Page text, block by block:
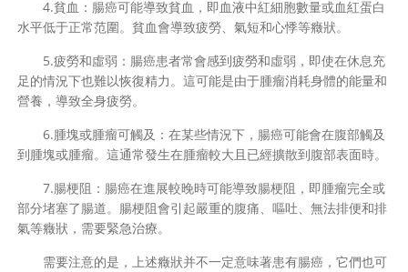
4.貧血：腸癌可能導致貧血，即血液中紅細胞數量或血紅蛋白
水平低于正常范圍。貧血會導致疲勞、氣短和心悸等癥狀。
5.疲勞和虛弱：腸癌患者常會感到疲勞和虛弱，即使在休息充
足的情況下也難以恢復精力。這可能是由于腫瘤消耗身體的能量和
營養，導致全身疲勞。
6.腫塊或腫瘤可觸及：在某些情況下，腸癌可能會在腹部觸及
到腫塊或腫瘤。這通常發生在腫瘤較大且已經擴散到腹部表面時。
7.腸梗阻：腸癌在進展較晚時可能導致腸梗阻，即腫瘤完全或
部分堵塞了腸道。腸梗阻會引起嚴重的腹痛、嘔吐、無法排便和排
氣等癥狀，需要緊急治療。
需要注意的是，上述癥狀并不一定意味著患有腸癌，它們也可